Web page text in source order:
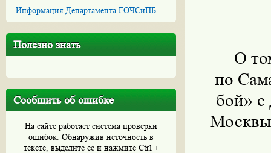
Информация Департамента ГОЧСиПБ
Полезно знать
Сообщить об ошибке
На сайте работает система проверки
ошибок. Обнаружив неточность в
тексте, выделите ее и нажмите Ctrl +
О
по
бой»